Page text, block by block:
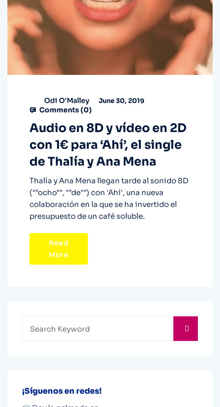
Odi O'Malley June 30, 2019
Comments (0)
Audio en 8D y vídeo en 2D
con 1€ para ‘Ahí’, el single
de Thalía y Ana Mena
Thalía y Ana Mena llegan tarde al sonido 8D
(""ocho"", ""de"") con 'Ahí', una nueva
colaboración en la que se ha invertido el
presupuesto de un café soluble.
Read
More
¡Síguenos en redes!